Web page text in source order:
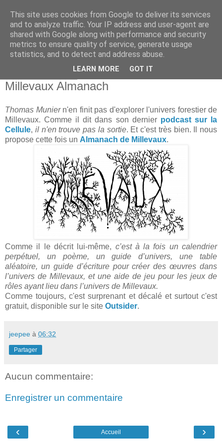
Millevaux Almanach
Thomas Muniern'en finit pas d'explorer l'univers forestier de
Millevaux. Comme il dit dans son dernier podcast sur la
Cellule, il n'en trouve pas la sortie. Et c'est très bien. Il nous
propose cette fois un Almanach de Millevaux.
Comme il le décrit lui-même, c’est à la fois un calendrier
perpétuel, un poème, un guide d’univers, une table
aléatoire, un guide d’écriture pour créer des œuvres dans
l’univers de Millevaux, et une aide de jeu pour les jeux de
rôles ayant lieu dans l’univers de Millevaux.
Comme toujours, c'est surprenant et décalé et surtout c'est
gratuit, disponible sur le site Outsider.
jeepee à 06:32
Partager
Aucun commentaire:
Enregistrer un commentaire
‹ ›
Accueil
This site uses cookies from Google to deliver its services
and to analyze traffic. Your IP address and user-agent are
shared with Google along with performance and security
metrics to ensure quality of service, generate usage
statistics, and to detect and address abuse.
LEARN MORE GOT IT